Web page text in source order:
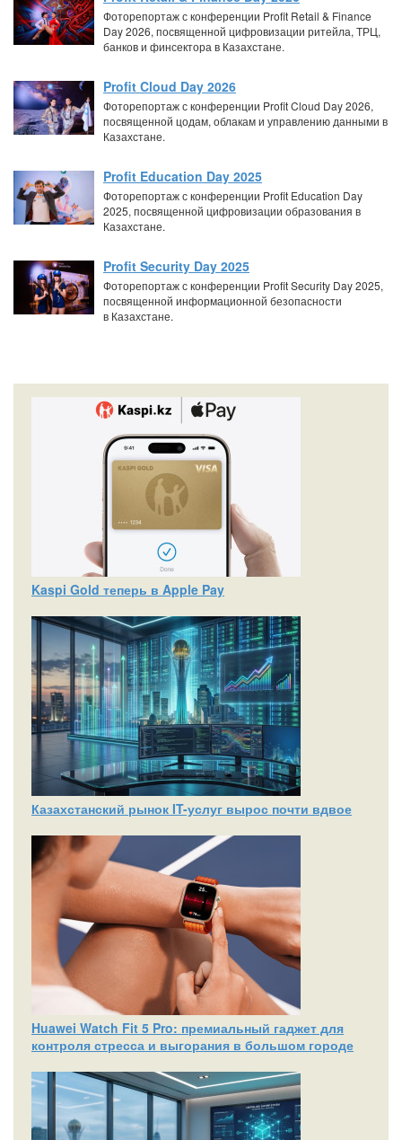
Фоторепортаж с конференции Profit Retail & Finance
Day 2026, посвященной цифровизации ритейла, ТРЦ,
банков и финсектора в Казахстане.
Profit Cloud Day 2026
Фоторепортаж с конференции Profit Cloud Day 2026,
посвященной цодам, облакам и управлению данными в
Казахстане.
Profit Education Day 2025
Фоторепортаж с конференции Profit Education Day
2025, посвященной цифровизации образования в
Казахстане.
Profit Security Day 2025
Фоторепортаж с конференции Profit Security Day 2025,
посвященной информационной безопасности
в Казахстане.
Kaspi Gold теперь в Apple Pay
Казахстанский рынок IT-услуг вырос почти вдвое
Huawei Watch Fit 5 Pro: премиальный гаджет для
контроля стресса и выгорания в большом городе